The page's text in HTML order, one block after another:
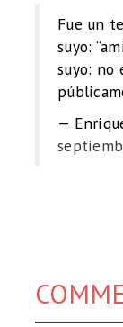
Fue un
suyo:
suyo: no
—